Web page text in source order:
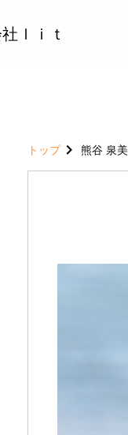
ｌｉｔ
トップ 熊谷 泉美